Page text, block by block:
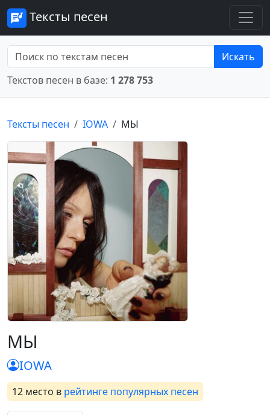
Тексты песен
Искать
Текстов песен в базе: 1 278 753
Тексты песен IOWA МЫ
МЫ
IOWA
12 место в рейтинге популярных песен